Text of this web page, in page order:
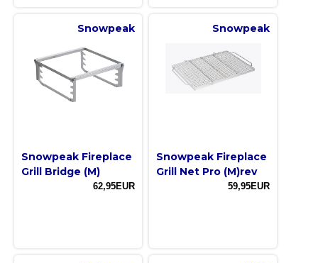
Snowpeak
Snowpeak Fireplace
Grill Bridge (M)
62,95EUR
Snowpeak
Snowpeak Fireplace
Grill Net Pro (M)rev
59,95EUR